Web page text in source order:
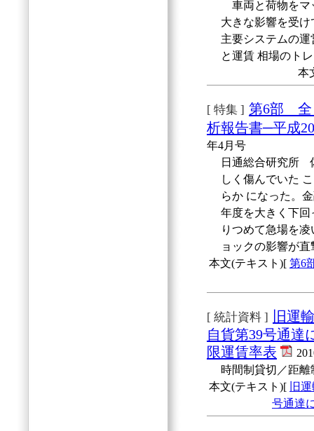
車両と荷物をマ
大きな影響を受
主要システムの
と運賃 相場のト
本
[ 特集 ] 第6部 全
析報告書─平成
年4月号
日通総合研究所
しく傷んでいた
らか になった。
年度を大きく下
りつめて急場を
ョックの影響が
本文(テキスト)[ 第6
[ 統計資料 ]
旧運
自貨第39号通達
限運賃率表
時間制貸切／距
本文(テキスト)[
旧
号通達